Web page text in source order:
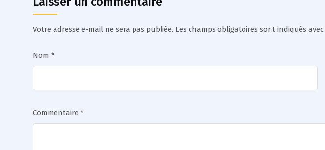
Votre adresse e-mail ne sera pas publiée. Les champs obligatoires sont indiqués avec
Nom *
Commentaire *